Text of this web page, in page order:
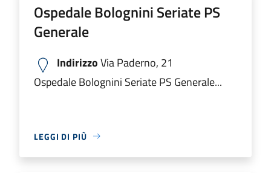
Ospedale Bolognini Seriate PS
Generale
IndirizzoVia Paderno, 21
Ospedale Bolognini Seriate PS Generale...
LEGGI DI PIÙ